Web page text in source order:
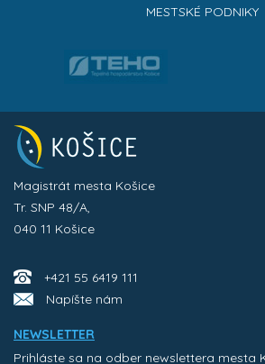
MESTSKÉ PODNIKY
Magistrát mesta Košice
Tr. SNP 48/A,
040 11 Košice
+421 55 6419 111
Napíšte nám
NEWSLETTER
Prihláste sa na odber newslettera mesta